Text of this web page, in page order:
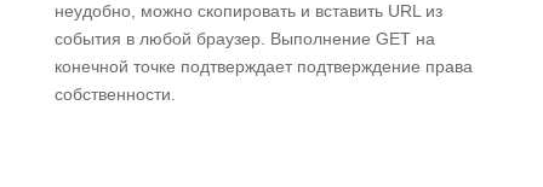
неудобно, можно скопировать и вставить URL из
события в любой браузер. Выполнение GET на
конечной точке подтверждает подтверждение права
собственности.